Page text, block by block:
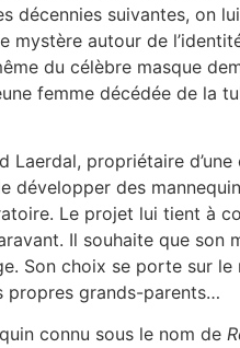
décennies suivantes, on
mystère autour de
du célèbre masque
femme décédée de la
Laerdal, propriétaire
développer des
Le projet lui tient à
Il souhaite que son
Son choix se porte sur le
propres grands-parents…
connu sous le nom de